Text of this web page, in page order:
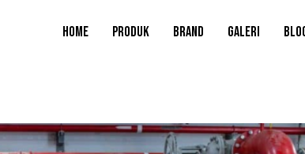
HOME PRODUK BRAND GALERI